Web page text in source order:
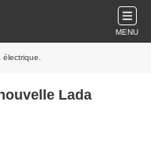
MENU
Lada